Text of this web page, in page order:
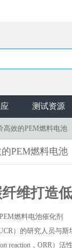
测试资源
高效的PEM燃料电池
PEM燃料电池
维打造
）的研究人员与
reaction，ORR